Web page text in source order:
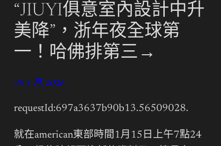
“JIUYI俱意室內設計中升
美降”，浙年夜全球第
一！哈佛排第三→
29 1 月, 2026
requestId:697a3637b90b13.56509028.
就在american東部時間1月15日上午7點24